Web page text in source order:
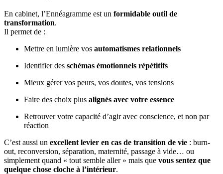
En cabinet, l’Ennéagramme est un formidable outil de
transformation.
Il permet de :
Mettre en lumière vos automatismes relationnels
Identifier des schémas émotionnels répétitifs
Mieux gérer vos peurs, vos doutes, vos tensions
Faire des choix plus alignés avec votre essence
Retrouver votre capacité d’agir avec conscience, et non par
réaction
C’est aussi un excellent levier en cas de transition de vie : burn-
out, reconversion, séparation, maternité, passage à vide… ou
simplement quand « tout semble aller » mais que vous sentez que
quelque chose cloche à l’intérieur.